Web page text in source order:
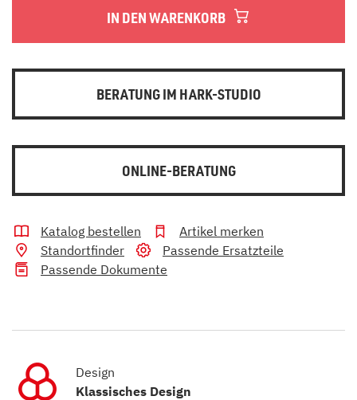
IN DEN WARENKORB
BERATUNG IM HARK-STUDIO
ONLINE-BERATUNG
Katalog bestellen
Artikel merken
Standortfinder
Passende Ersatzteile
Passende Dokumente
Design
Klassisches Design